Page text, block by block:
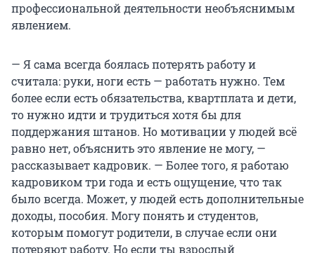
профессиональной деятельности необъяснимым
явлением.
— Я сама всегда боялась потерять работу и
считала: руки, ноги есть — работать нужно. Тем
более если есть обязательства, квартплата и дети,
то нужно идти и трудиться хотя бы для
поддержания штанов. Но мотивации у людей всё
равно нет, объяснить это явление не могу, —
рассказывает кадровик. — Более того, я работаю
кадровиком три года и есть ощущение, что так
было всегда. Может, у людей есть дополнительные
доходы, пособия. Могу понять и студентов,
которым помогут родители, в случае если они
потеряют работу. Но если ты взрослый